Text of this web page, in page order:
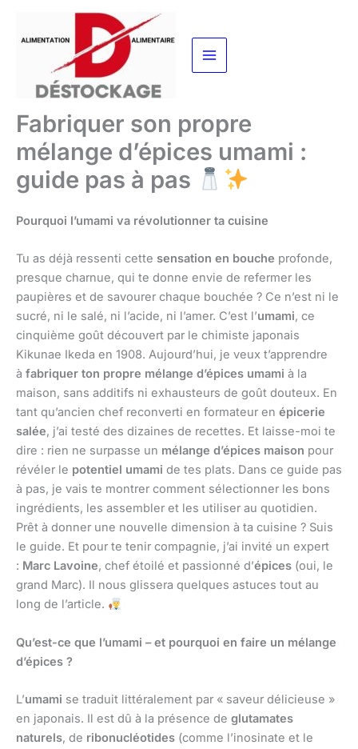
contenu
Fabriquer son propre
mélange d’épices umami :
guide pas à pas
Pourquoi l’umami va révolutionner ta cuisine
Tu as déjà ressenti cette sensation en bouche profonde,
presque charnue, qui te donne envie de refermer les
paupières et de savourer chaque bouchée ? Ce n’est ni le
sucré, ni le salé, ni l’acide, ni l’amer. C’est l’umami, ce
cinquième goût découvert par le chimiste japonais
Kikunae Ikeda en 1908. Aujourd’hui, je veux t’apprendre
à fabriquer ton propre mélange d’épices umami à la
maison, sans additifs ni exhausteurs de goût douteux. En
tant qu’ancien chef reconverti en formateur en épicerie
salée, j’ai testé des dizaines de recettes. Et laisse-moi te
dire : rien ne surpasse un mélange d’épices maison pour
révéler le potentiel umami de tes plats. Dans ce guide pas
à pas, je vais te montrer comment sélectionner les bons
ingrédients, les assembler et les utiliser au quotidien.
Prêt à donner une nouvelle dimension à ta cuisine ? Suis
le guide. Et pour te tenir compagnie, j’ai invité un expert
: Marc Lavoine, chef étoilé et passionné d’épices (oui, le
grand Marc). Il nous glissera quelques astuces tout au
long de l’article.
Qu’est-ce que l’umami – et pourquoi en faire un mélange
d’épices ?
L’umami se traduit littéralement par « saveur délicieuse »
en japonais. Il est dû à la présence de glutamates
naturels, de ribonucléotides (comme l’inosinate et le